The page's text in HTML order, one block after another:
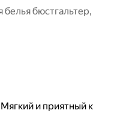
бюстгальтер,
и приятный к